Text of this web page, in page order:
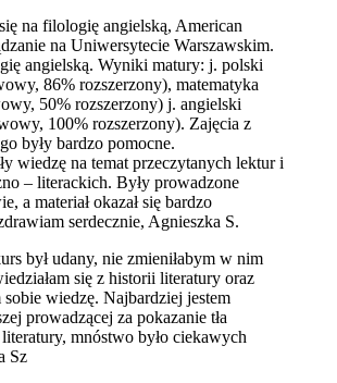
na filologię angielską, American
na Uniwersytecie Warszawskim.
angielską. Wyniki matury: j. polski
86% rozszerzony), matematyka
50% rozszerzony) j. angielski
100% rozszerzony). Zajęcia z
były bardzo pomocne.
wiedzę na temat przeczytanych lektur i
– literackich. Były prowadzone
a materiał okazał się bardzo
serdecznie, Agnieszka S.
był udany, nie zmieniłabym w nim
się z historii literatury oraz
sobie wiedzę. Najbardziej jestem
prowadzącej za pokazanie tła
mnóstwo było ciekawych
Sz